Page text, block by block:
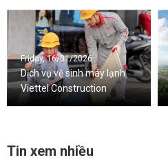
Friday, 16/01/2026
Dịch vụ vệ sinh máy lạnh
Viettel Construction
chuyên nghiệp
Tin xem nhiều